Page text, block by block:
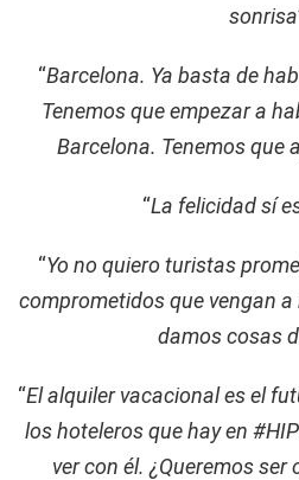
“Barcelona. Ya basta de
Tenemos que empezar a
Barcelona. Tenemos que
“La felicidad sí
“Yo no quiero turistas
comprometidos que vengan
damos cosas
“El alquiler vacacional es el
los hoteleros que hay en
ver con él. ¿Queremos